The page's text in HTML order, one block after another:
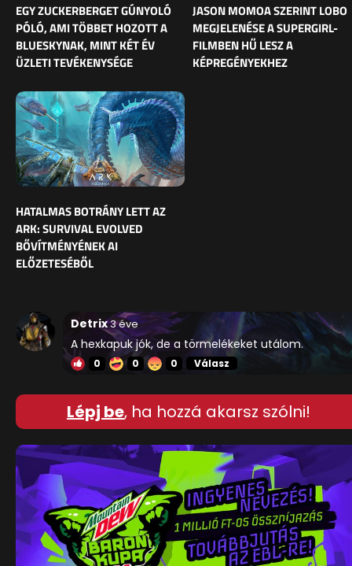
EGY ZUCKERBERGET GÚNYOLÓ
PÓLÓ, AMI TÖBBET HOZOTT A
BLUESKYNAK, MINT KÉT ÉV
ÜZLETI TEVÉKENYSÉGE
JASON MOMOA SZERINT LOBO
MEGJELENÉSE A SUPERGIRL-
FILMBEN HŰ LESZ A
KÉPREGÉNYEKHEZ
HATALMAS BOTRÁNY LETT AZ
ARK: SURVIVAL EVOLVED
BŐVÍTMÉNYÉNEK AI
ELŐZETESÉBŐL
Detrix3 éve
A hexkapuk jók, de a törmelékeket utálom.
0 0 0 Válasz
Lépj be, ha hozzá akarsz szólni!